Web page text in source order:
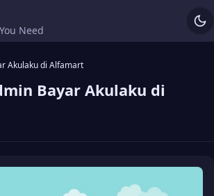
Need
Akulaku di Alfamart
Bayar Akulaku di